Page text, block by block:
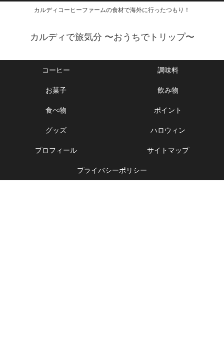
カルディコーヒーファームの食材で海外に行ったつもり！
カルディで旅気分 〜おうちでトリップ〜
コーヒー 調味料
お菓子 飲み物
食べ物 ポイント
グッズ ハロウィン
プロフィール サイトマップ
プライバシーポリシー